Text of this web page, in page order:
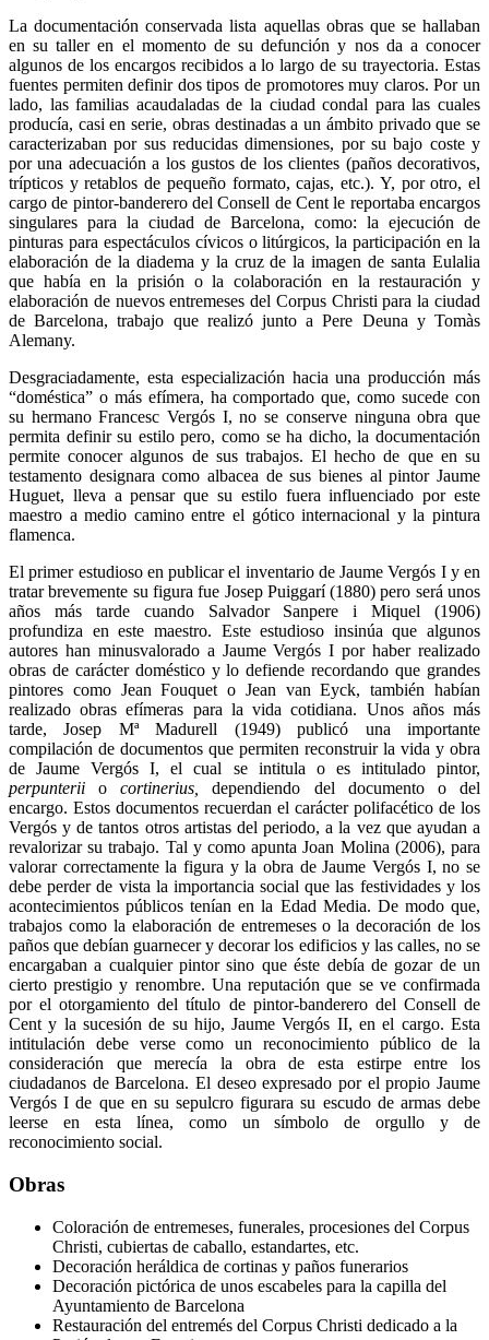
La documentación conservada lista aquellas obras que se hallaban
en su taller en el momento de su defunción y nos da a conocer
algunos de los encargos recibidos a lo largo de su trayectoria. Estas
fuentes permiten definir dos tipos de promotores muy claros. Por un
lado, las familias acaudaladas de la ciudad condal para las cuales
producía, casi en serie, obras destinadas a un ámbito privado que se
caracterizaban por sus reducidas dimensiones, por su bajo coste y
por una adecuación a los gustos de los clientes (paños decorativos,
trípticos y retablos de pequeño formato, cajas, etc.). Y, por otro, el
cargo de pintor-banderero del Consell de Cent le reportaba encargos
singulares para la ciudad de Barcelona, como: la ejecución de
pinturas para espectáculos cívicos o litúrgicos, la participación en la
elaboración de la diadema y la cruz de la imagen de santa Eulalia
que había en la prisión o la colaboración en la restauración y
elaboración de nuevos entremeses del Corpus Christi para la ciudad
de Barcelona, trabajo que realizó junto a Pere Deuna y Tomàs
Alemany.
Desgraciadamente, esta especialización hacia una producción más
“doméstica” o más efímera, ha comportado que, como sucede con
su hermano Francesc Vergós I, no se conserve ninguna obra que
permita definir su estilo pero, como se ha dicho, la documentación
permite conocer algunos de sus trabajos. El hecho de que en su
testamento designara como albacea de sus bienes al pintor Jaume
Huguet, lleva a pensar que su estilo fuera influenciado por este
maestro a medio camino entre el gótico internacional y la pintura
flamenca.
El primer estudioso en publicar el inventario de Jaume Vergós I y en
tratar brevemente su figura fue Josep Puiggarí (1880) pero será unos
años más tarde cuando Salvador Sanpere i Miquel (1906)
profundiza en este maestro. Este estudioso insinúa que algunos
autores han minusvalorado a Jaume Vergós I por haber realizado
obras de carácter doméstico y lo defiende recordando que grandes
pintores como Jean Fouquet o Jean van Eyck, también habían
realizado obras efímeras para la vida cotidiana. Unos años más
tarde, Josep Mª Madurell (1949) publicó una importante
compilación de documentos que permiten reconstruir la vida y obra
de Jaume Vergós I, el cual se intitula o es intitulado pintor,
perpunterii ocortinerius,dependiendo del documento o del
encargo. Estos documentos recuerdan el carácter polifacético de los
Vergós y de tantos otros artistas del periodo, a la vez que ayudan a
revalorizar su trabajo. Tal y como apunta Joan Molina (2006), para
valorar correctamente la figura y la obra de Jaume Vergós I, no se
debe perder de vista la importancia social que las festividades y los
acontecimientos públicos tenían en la Edad Media. De modo que,
trabajos como la elaboración de entremeses o la decoración de los
paños que debían guarnecer y decorar los edificios y las calles, no se
encargaban a cualquier pintor sino que éste debía de gozar de un
cierto prestigio y renombre. Una reputación que se ve confirmada
por el otorgamiento del título de pintor-banderero del Consell de
Cent y la sucesión de su hijo, Jaume Vergós II, en el cargo. Esta
intitulación debe verse como un reconocimiento público de la
consideración que merecía la obra de esta estirpe entre los
ciudadanos de Barcelona. El deseo expresado por el propio Jaume
Vergós I de que en su sepulcro figurara su escudo de armas debe
leerse en esta línea, como un símbolo de orgullo y de
reconocimiento social.
Obras
Coloración de entremeses, funerales, procesiones del Corpus
Christi, cubiertas de caballo, estandartes, etc.
Decoración heráldica de cortinas y paños funerarios
Decoración pictórica de unos escabeles para la capilla del
Ayuntamiento de Barcelona
Restauración del entremés del Corpus Christi dedicado a la